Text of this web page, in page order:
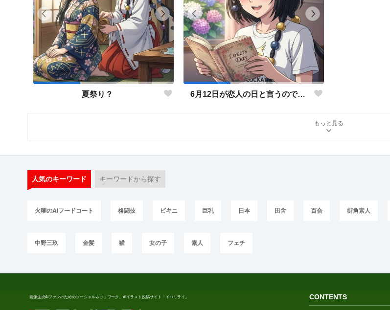
夏祭り？ 6月12日が恋人の日と言うので…
もっと見る
人気のキーワード キーワードから探す
火曜のAIフードコート 格闘技 ビキニ 巨乳 日本 田舎 百合 街角素人
中野三玖 金髪 猫 女の子 素人 フェチ
画像生成AIファンのためのソーシャルネットワーク、AIイラスト投稿サイト「イロミライ」 CONTENTS